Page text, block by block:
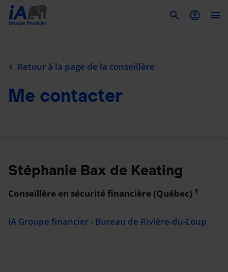
Retour à la page de la conseillère
Me contacter
Stéphanie Bax de Keating
Conseillère en sécurité financière (Québec) 1
iA Groupe financier - Bureau de Rivière-du-Loup